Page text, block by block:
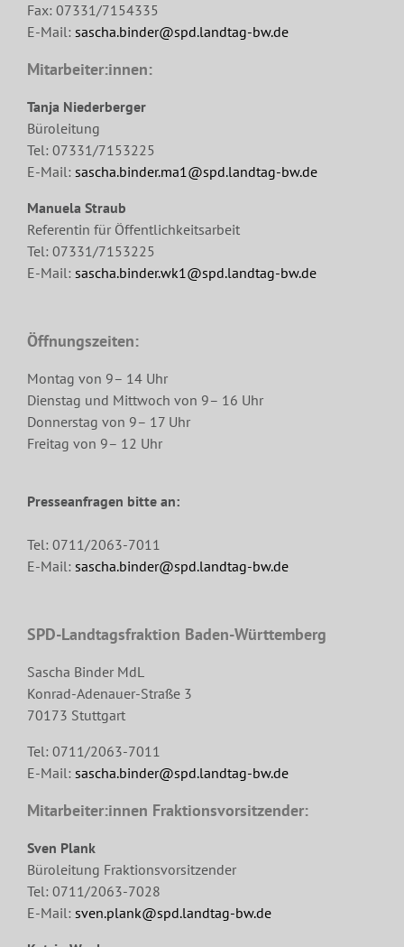
Fax: 07331/7154335
E-Mail: sascha.binder@spd.landtag-bw.de
Mitarbeiter:innen:
Tanja Niederberger
Büroleitung
Tel: 07331/7153225
E-Mail: sascha.binder.ma1@spd.landtag-bw.de
Manuela Straub
Referentin für Öffentlichkeitsarbeit
Tel: 07331/7153225
E-Mail: sascha.binder.wk1@spd.landtag-bw.de
Öffnungszeiten:
Montag von 9– 14 Uhr
Dienstag und Mittwoch von 9– 16 Uhr
Donnerstag von 9– 17 Uhr
Freitag von 9– 12 Uhr
Presseanfragen bitte an:
Tel: 0711/2063-7011
E-Mail: sascha.binder@spd.landtag-bw.de
SPD-Landtagsfraktion Baden-Württemberg
Sascha Binder MdL
Konrad-Adenauer-Straße 3
70173 Stuttgart
Tel: 0711/2063-7011
E-Mail: sascha.binder@spd.landtag-bw.de
Mitarbeiter:innen Fraktionsvorsitzender:
Sven Plank
Büroleitung Fraktionsvorsitzender
Tel: 0711/2063-7028
E-Mail: sven.plank@spd.landtag-bw.de